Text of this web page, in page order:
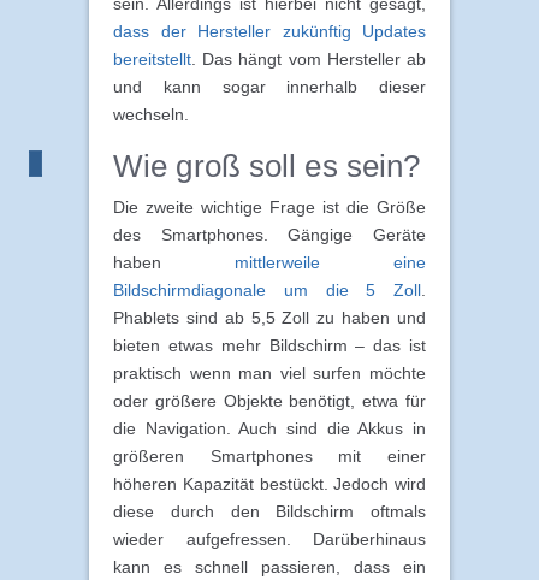
dass der Hersteller zukünftig Updates
bereitstellt . Das hängt vom Hersteller ab
und kann sogar innerhalb dieser
wechseln.
Wie groß soll es sein?
Die zweite wichtige Frage ist die Größe
des Smartphones. Gängige Geräte
haben mittlerweile eine
Bildschirmdiagonale um die 5 Zoll
Phablets sind ab 5,5 Zoll zu haben und
bieten etwas mehr Bildschirm – das ist
praktisch wenn man viel surfen möchte
oder größere Objekte benötigt, etwa für
die Navigation. Auch sind die Akkus in
größeren Smartphones mit einer
höheren Kapazität bestückt. Jedoch wird
diese durch den Bildschirm oftmals
wieder aufgefressen. Darüberhinaus
kann es schnell passieren, dass ein